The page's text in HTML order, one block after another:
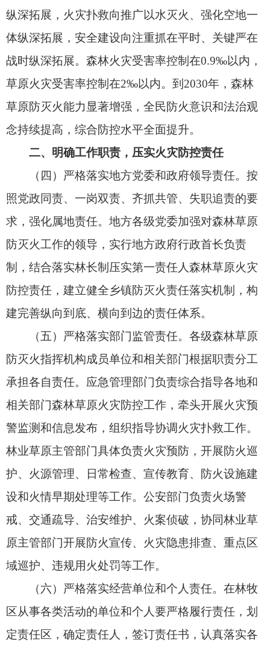
建完善纵向到底、横向到边的责任体系。
防灭火指挥机构成员单位和相关部门根据职责分工
承担各自责任。应急管理部门负责综合指导各地和
相关部门森林草原火灾防控工作，牵头开展火灾预
警监测和信息发布，组织指导协调火灾扑救工作。
林业草原主管部门具体负责火灾预防，开展防火巡
设和火情早期处理等工作。公安部门负责火场警
戒、交通疏导、治安维护、火案侦破，协同林业草
原主管部门开展防火宣传、火灾隐患排查、重点区
域巡护、违规用火处罚等工作。
（六）严格落实经营单位和个人责任。在林牧
定责任区，确定责任人，签订责任书，认真落实各
项火灾防控措施。
三、优化体制机制，建强组织指挥体系
（七）健全指挥体系。完善各级森林草原防灭
火指挥机构，实现上下基本对应。加强各级指挥机
导班子中配备防灭火实战经验丰富的领导干部。加
强指挥员队伍建设，研究建立持证上岗制度，完善
考核评估制度，实行国家负责省市两级、省级负责
县级和基层的指挥员培训机制。
（八）强化职能作用。充分发挥国家森林草原
织、协调、指导、督促职能。各有关部门及地方政
府在国家森林草原防灭火指挥部统一指挥下，细化
任务分工，明确衔接关系，形成工作合力。
（九）健全运行机制。完善会商研判、预警响
应、信息共享、督查检查等机制。建立规范的工作
火指挥机构成员单位和相关部门实战化运行模式。
四、深化源头治理，防范化解火灾风险